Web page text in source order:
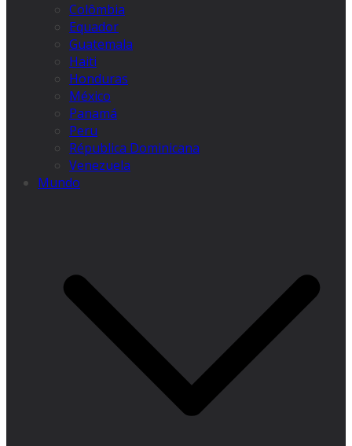
Colômbia
Equador
Guatemala
Haiti
Honduras
México
Panamá
Peru
Républica Dominicana
Venezuela
Mundo